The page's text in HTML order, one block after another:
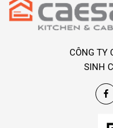
CÔNG TY
SINH